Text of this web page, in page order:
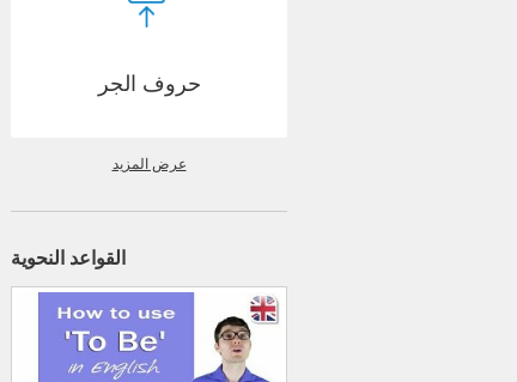
حروف الجر
عرض المزيد
القواعد النحوية